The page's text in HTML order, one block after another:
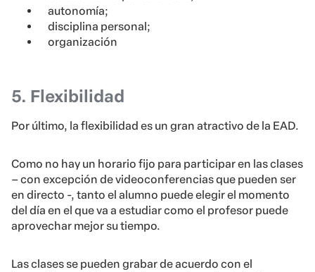
autonomía;
disciplina personal;
organización
5. Flexibilidad
Por último, la flexibilidad es un gran atractivo de la EAD.
Como no hay un horario fijo para participar en las clases
– con excepción de videoconferencias que pueden ser
en directo -, tanto el alumno puede elegir el momento
del día en el que va a estudiar como el profesor puede
aprovechar mejor su tiempo.
Las clases se pueden grabar de acuerdo con el